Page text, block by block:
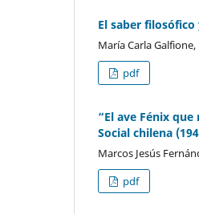
El saber
María Carla
pdf
“El ave Fénix
Social chilena
Marcos Jesús
pdf